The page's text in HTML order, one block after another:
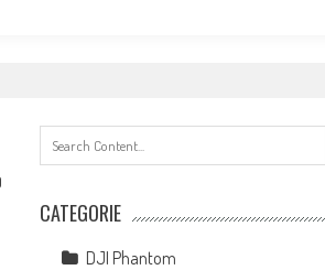
CATEGORIE
DJI Phantom